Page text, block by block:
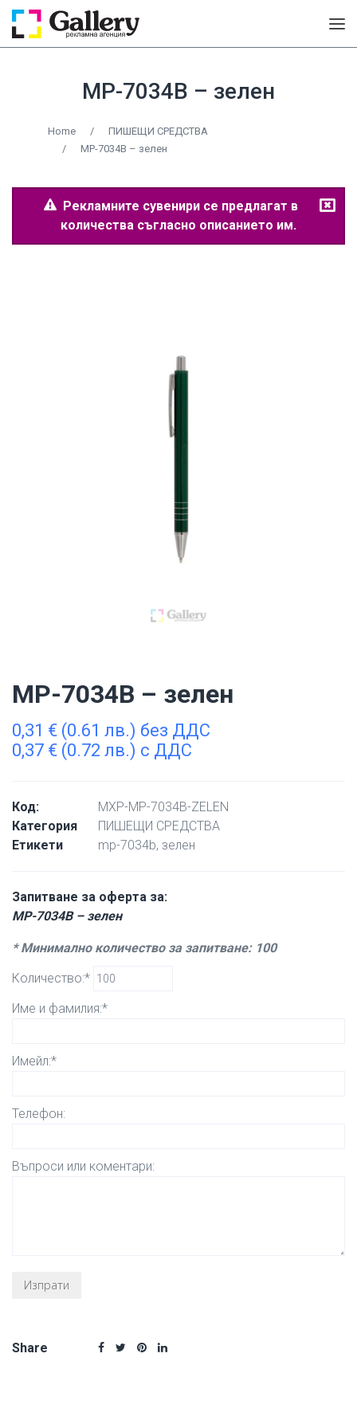
MP-7034B – зелен
Home /
ПИШЕЩИ СРЕДСТВА
/
MP-7034B – зелен
Рекламните сувенири се предлагат в
количества съгласно описанието им.
MP-7034B – зелен
0,31 € (0.61 лв.) без ДДС
0,37 € (0.72 лв.) с ДДС
Код:
MXP-MP-7034B-ZELEN
Категория
ПИШЕЩИ СРЕДСТВА
Етикети
mp-7034b, зелен
Запитване за оферта за:
MP-7034B – зелен
* Минимално количество за запитване: 100
Количество:*
Име и фамилия:*
Имейл:*
Телефон:
Въпроси или коментари:
Share